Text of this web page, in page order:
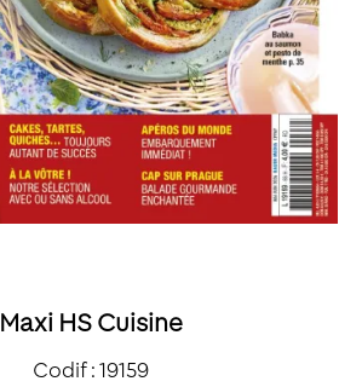
Maxi HS Cuisine
Codif : 19159